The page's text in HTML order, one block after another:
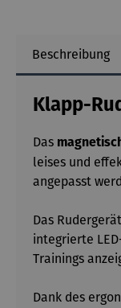
Beschreibung
Klapp-
Das
leises und
angepasst
Das
integrierte
Trainings
Dank des